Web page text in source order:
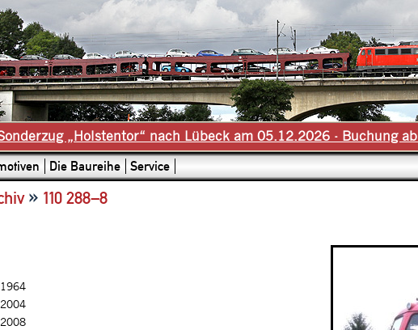
„Holstentor“ nach Lübeck am 05.12.2026 - Buchung
Die Baureihe Service
» 110 288–8